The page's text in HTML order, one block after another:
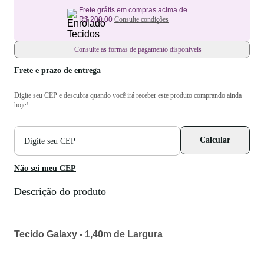
Frete grátis em compras acima de
R$ 200,00 Consulte condições
Consulte as formas de pagamento disponíveis
Frete e prazo de entrega
Digite seu CEP e descubra quando você irá receber este produto comprando ainda
hoje!
CEP
para
cálculo
frete
Calcular
Não sei meu CEP
Descrição do produto
Tecido Galaxy - 1,40m de Largura